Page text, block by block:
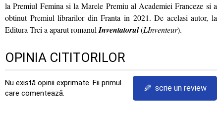
la Premiul Femina si la Marele Premiu al Academiei Franceze si a
obtinut Premiul librarilor din Franta in 2021. De acelasi autor, la
Editura Trei a aparut romanul Inventatorul(LInventeur).
OPINIA CITITORILOR
Nu există opinii exprimate. Fii primul
care comentează.
✎ scrie un review